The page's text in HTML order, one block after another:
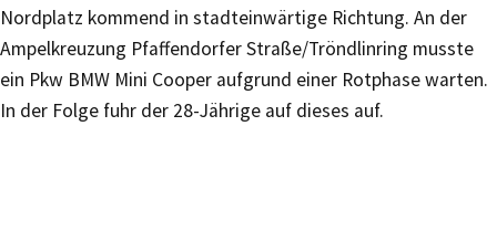
Nordplatz kommend in stadteinwärtige Richtung. An der
Ampelkreuzung Pfaffendorfer Straße/Tröndlinring musste
ein Pkw BMW Mini Cooper aufgrund einer Rotphase warten.
In der Folge fuhr der 28-Jährige auf dieses auf.